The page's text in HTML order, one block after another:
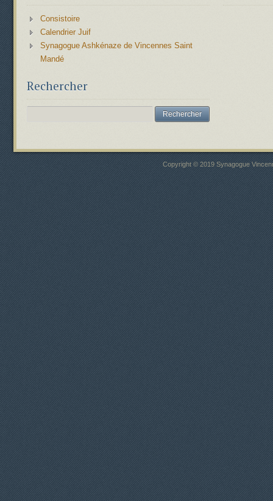
Consistoire
Calendrier Juif
Synagogue Ashkénaze de Vincennes Saint
Mandé
Rechercher
Copyright © 2019 Synagogue